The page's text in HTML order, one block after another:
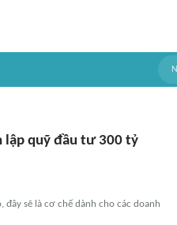
lập quỹ đầu tư 300 tỷ
đây sẽ là cơ chế dành cho các doanh